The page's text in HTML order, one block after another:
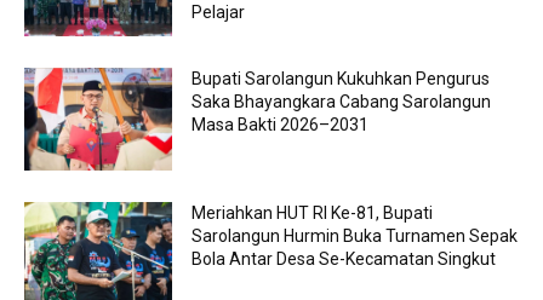
Pelajar
Bupati Sarolangun Kukuhkan Pengurus
Saka Bhayangkara Cabang Sarolangun
Masa Bakti 2026–2031
Meriahkan HUT RI Ke-81, Bupati
Sarolangun Hurmin Buka Turnamen Sepak
Bola Antar Desa Se-Kecamatan Singkut